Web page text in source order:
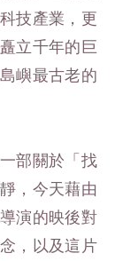
技產業，更
立千年的巨
嶼最古老的
部關於「找
，今天藉由
演的映後對
，以及這片